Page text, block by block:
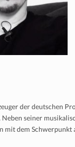
der deutschen
seiner
mit dem Schwerpunkt